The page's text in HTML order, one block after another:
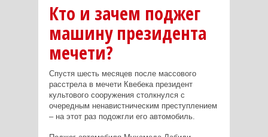
Кто и зачем поджег
машину президента
мечети?
Спустя шесть месяцев после массового
расстрела в мечети Квебека президент
культового сооружения столкнулся с
очередным ненавистническим преступлением
– на этот раз подожгли его автомобиль.